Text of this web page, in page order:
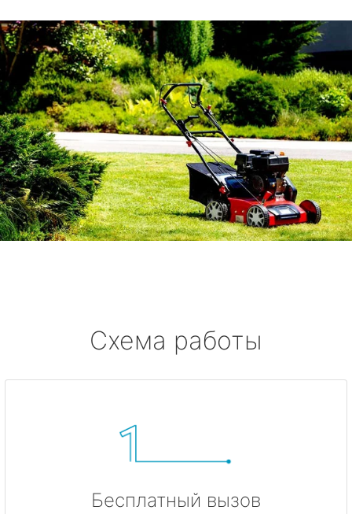
Схема работы
Бесплатный вызов